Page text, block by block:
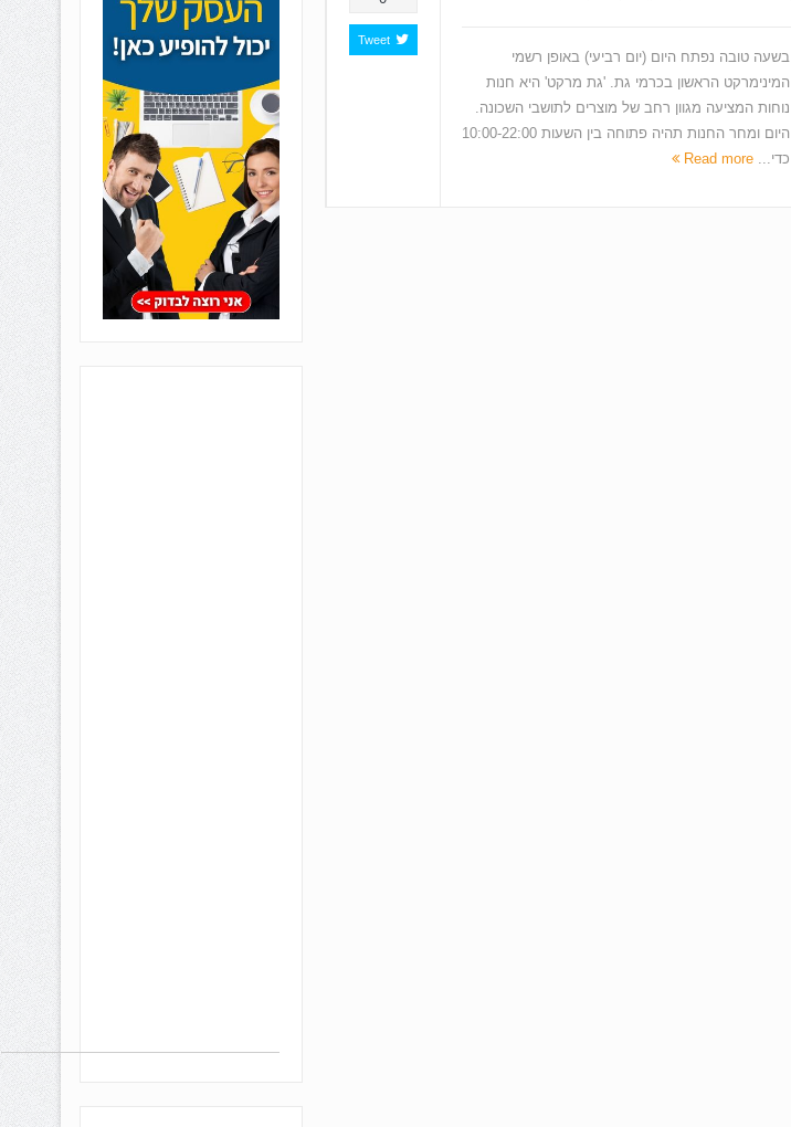
בשעה טובה נפתח היום (יום רביעי) באופן רשמי
המינימרקט הראשון בכרמי גת. 'גת מרקט' היא חנות
נוחות המציעה מגוון רחב של מוצרים לתושבי השכונה.
היום ומחר החנות תהיה פתוחה בין השעות 10:00-22:00
כדי...Read more
Tweet